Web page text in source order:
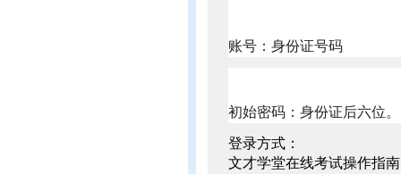
账号：身份证号码
初始密码：身份证后六位。
登录方式：
文才学堂在线考试操作指